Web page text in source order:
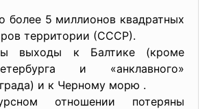
более 5 миллионов квадратных
территории (СССР).
выходы к Балтике (кроме
и «анклавного»
и к Черному морю .
отношении потеряны